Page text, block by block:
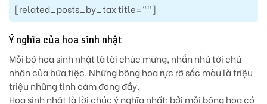
[related_posts_by_tax title=""]
Ý nghĩa của hoa sinh nhật
Mỗi bó hoa sinh nhật là lời chúc mừng, nhắn nhủ tới chủ
nhân của bữa tiệc. Những bông hoa rực rỡ sắc màu là triệu
triệu những tình cảm đong đầy.
Hoa sinh nhật là lời chúc ý nghĩa nhất: bởi mỗi bông hoa có